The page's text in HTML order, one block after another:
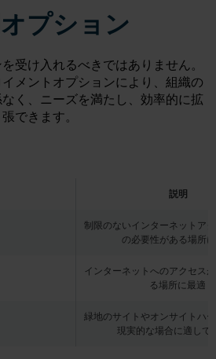
プション
受け入れるべきではありません。
メントオプションにより、組織の
く、ニーズを満たし、効率的に拡
張できます。
説明
制限のないインターネットア
の必要性がある場所
インターネットへのアクセス
る場所に最適
緑地のサイトやオンサイトハ
現実的な場合に適して